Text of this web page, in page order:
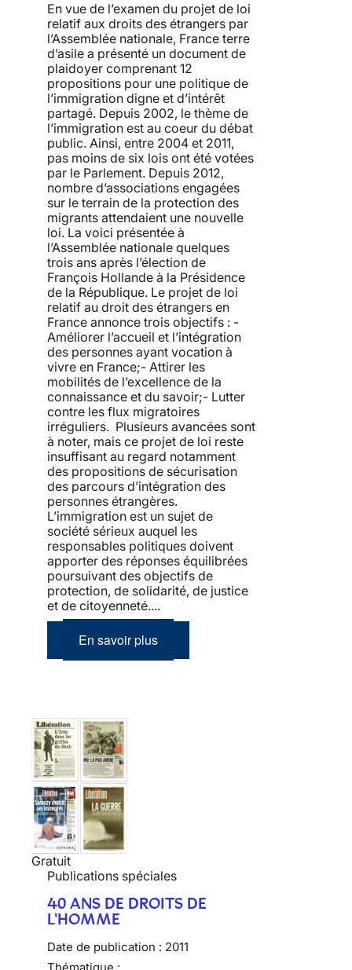
En vue de l’examen du projet de loi
relatif aux droits des étrangers par
l’Assemblée nationale, France terre
d’asile a présenté un document de
plaidoyer comprenant 12
propositions pour une politique de
l’immigration digne et d’intérêt
partagé. Depuis 2002, le thème de
l’immigration est au coeur du débat
public. Ainsi, entre 2004 et 2011,
pas moins de six lois ont été votées
par le Parlement. Depuis 2012,
nombre d’associations engagées
sur le terrain de la protection des
migrants attendaient une nouvelle
loi. La voici présentée à
l’Assemblée nationale quelques
trois ans après l’élection de
François Hollande à la Présidence
de la République. Le projet de loi
relatif au droit des étrangers en
France annonce trois objectifs : -
Améliorer l’accueil et l’intégration
des personnes ayant vocation à
vivre en France;- Attirer les
mobilités de l’excellence de la
connaissance et du savoir;- Lutter
contre les flux migratoires
irréguliers. Plusieurs avancées sont
à noter, mais ce projet de loi reste
insuffisant au regard notamment
des propositions de sécurisation
des parcours d’intégration des
personnes étrangères.
L’immigration est un sujet de
société sérieux auquel les
responsables politiques doivent
apporter des réponses équilibrées
poursuivant des objectifs de
protection, de solidarité, de justice
et de citoyenneté....
En savoir plus
Gratuit
Publications spéciales
40 ANS DE DROITS DE
L'HOMME
Date de publication : 2011